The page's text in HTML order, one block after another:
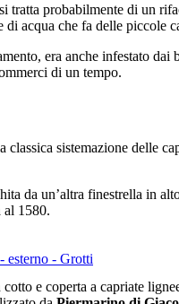
tratta probabilmente di un
acqua che fa delle piccole
era anche infestato
di un tempo.
classica sistemazione delle
da un’altra finestrella in
al 1580.
e coperta a capriate